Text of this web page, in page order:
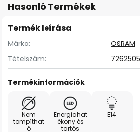
Hasonló Termékek
Termék leírása
Márka:
OSRAM
Tételszám:
7262505
Termékinformációk
Nem
tompíthat
ó
Energiahat
ékony és
tartós
E14